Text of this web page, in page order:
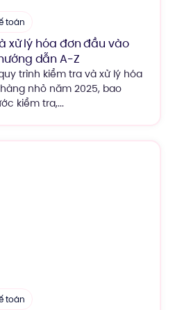
toán
xử lý hóa đơn đầu vào
dẫn A-Z
trình kiểm tra và xử lý hóa
nhỏ năm 2025, bao
kiểm tra,...
toán